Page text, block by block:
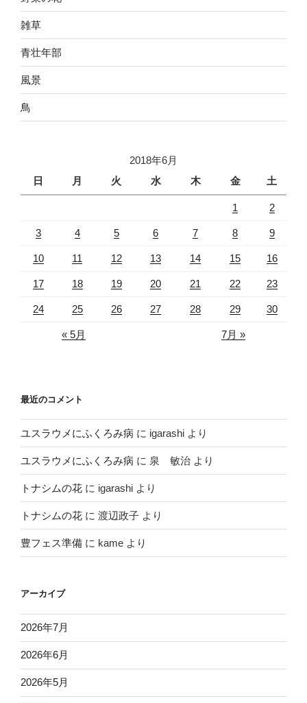
雑草
青壮年部
風景
鳥
2018年6月
日
月 火 水 木 金 土
1 2
3 4 5 6 7 8 9
10 11 12 13 14 15 16
17 18 19 20 21 22 23
24 25 26 27 28 29 30
« 5月 7月 »
最近のコメント
ユスラウメにふくろみ病 に igarashi より
ユスラウメにふくろみ病 に 泉 敏治 より
トナシムの花 に igarashi より
トナシムの花 に 渡辺政子 より
豊フェス準備 に kame より
アーカイブ
2026年7月
2026年6月
2026年5月